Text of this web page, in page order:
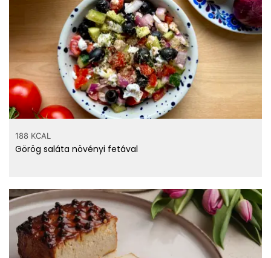
188 KCAL
Görög saláta növényi fetával